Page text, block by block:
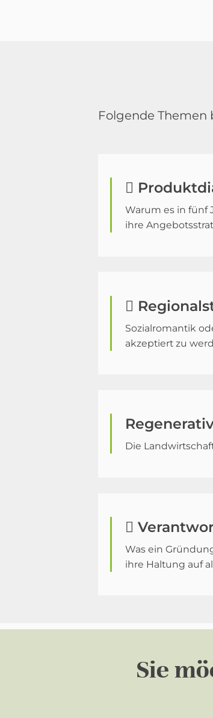
Folgende

Warum es in fünf
ihre

Sozialromantik
akzeptiert zu
Die

Was ein
ihre Haltung auf
Sie